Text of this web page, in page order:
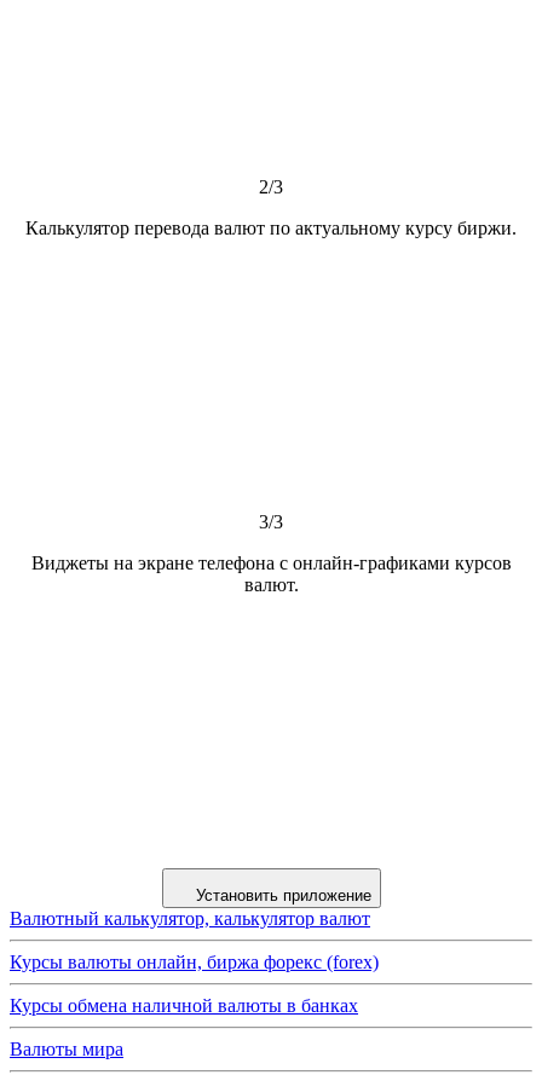
2/3
Калькулятор перевода валют по актуальному курсу биржи.
3/3
Виджеты на экране телефона с онлайн-графиками курсов
валют.
Установить приложение
Валютный калькулятор, калькулятор валют
Курсы валюты онлайн, биржа форекс (forex)
Курсы обмена наличной валюты в банках
Валюты мира